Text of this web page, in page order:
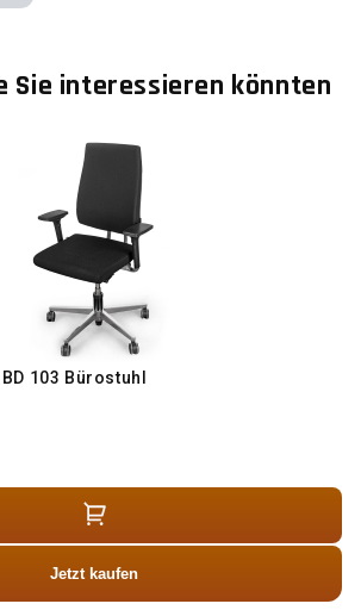
Sie interessieren könnten
103 Bürostuhl
Jetzt kaufen